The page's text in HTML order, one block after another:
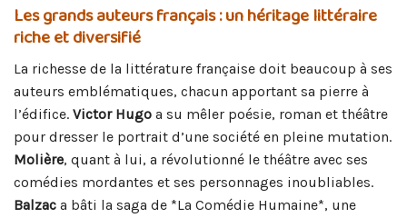
Les grands auteurs français : un héritage littéraire
riche et diversifié
La richesse de la littérature française doit beaucoup à ses
auteurs emblématiques, chacun apportant sa pierre à
l’édifice. Victor Hugo a su mêler poésie, roman et théâtre
pour dresser le portrait d’une société en pleine mutation.
Molière, quant à lui, a révolutionné le théâtre avec ses
comédies mordantes et ses personnages inoubliables.
Balzac a bâti la saga de *La Comédie Humaine*, une